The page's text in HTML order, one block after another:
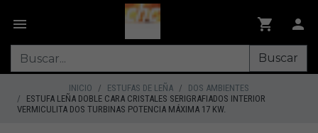
Buscar
INICIO ESTUFAS DE LEÑA
DOS AMBIENTES
ESTUFA LEÑA DOBLE CARA CRISTALES SERIGRAFIADOS INTERIOR
VERMICULITA DOS TURBINAS POTENCIA MÁXIMA 17 KW.